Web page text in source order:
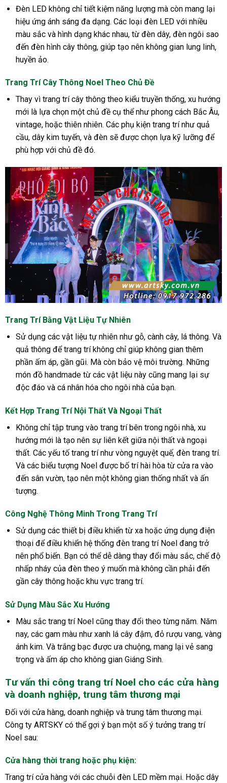
Đèn LED không chỉ tiết kiệm năng lượng mà còn mang lại
hiệu ứng ánh sáng đa dạng. Các loại đèn LED với nhiều
màu sắc và hình dạng khác nhau, từ đèn dây, đèn ngôi sao
đến đèn hình cây thông, giúp tạo nên không gian lung linh,
huyền ảo.
Trang Trí Cây Thông Noel Theo Chủ Đề
Thay vì trang trí cây thông theo kiểu truyền thống, xu hướng
mới là lựa chọn một chủ đề cụ thể như phong cách Bắc Âu,
vintage, hoặc thiên nhiên. Các phụ kiện trang trí như quả
cầu, dây kim tuyến, và đèn sẽ được chọn lựa kỹ lưỡng để
phù hợp với chủ đề đó.
Trang Trí Bằng Vật Liệu Tự Nhiên
Sử dụng các vật liệu tự nhiên như gỗ, cành cây, lá thông. Và
quả thông để trang trí không chỉ giúp không gian thêm
phần ấm áp, gần gũi. Mà còn bảo vệ môi trường. Những
món đồ handmade từ các vật liệu này cũng mang lại sự
độc đáo và cá nhân hóa cho ngôi nhà của bạn.
Kết Hợp Trang Trí Nội Thất Và Ngoại Thất
Không chỉ tập trung vào trang trí bên trong ngôi nhà, xu
hướng mới là tạo nên sự liên kết giữa nội thất và ngoại
thất. Các yếu tố trang trí như vòng nguyệt quế, đèn trang trí.
Và các biểu tượng Noel được bố trí hài hòa từ cửa ra vào
đến sân vườn, tạo nên một không gian thống nhất và ấn
tượng.
Công Nghệ Thông Minh Trong Trang Trí
Sử dụng các thiết bị điều khiển từ xa hoặc ứng dụng điện
thoại để điều khiển hệ thống đèn trang trí Noel đang trở
nên phổ biến. Bạn có thể dễ dàng thay đổi màu sắc, chế độ
nhấp nháy của đèn theo ý muốn mà không cần phải đến
gần cây thông hoặc khu vực trang trí.
Sử Dụng Màu Sắc Xu Hướng
Màu sắc trang trí Noel cũng thay đổi theo từng năm. Năm
nay, các gam màu như xanh lá cây đậm, đỏ rượu vang, vàng
ánh kim. Và trắng bạc được ưa chuộng, mang lại vẻ sang
trọng và ấm áp cho không gian Giáng Sinh.
Tư vấn thi công trang trí Noel cho các cửa hàng
và doanh nghiệp, trung tâm thương mại
Đối với cửa hàng, doanh nghiệp và trung tâm thương mại.
Công ty ARTSKY có thể gợi ý bạn một số ý tưởng trang trí
Noel sau:
Cửa hàng thời trang hoặc phụ kiện:
Trang trí cửa hàng với các chuỗi đèn LED mềm mại. Hoặc dây